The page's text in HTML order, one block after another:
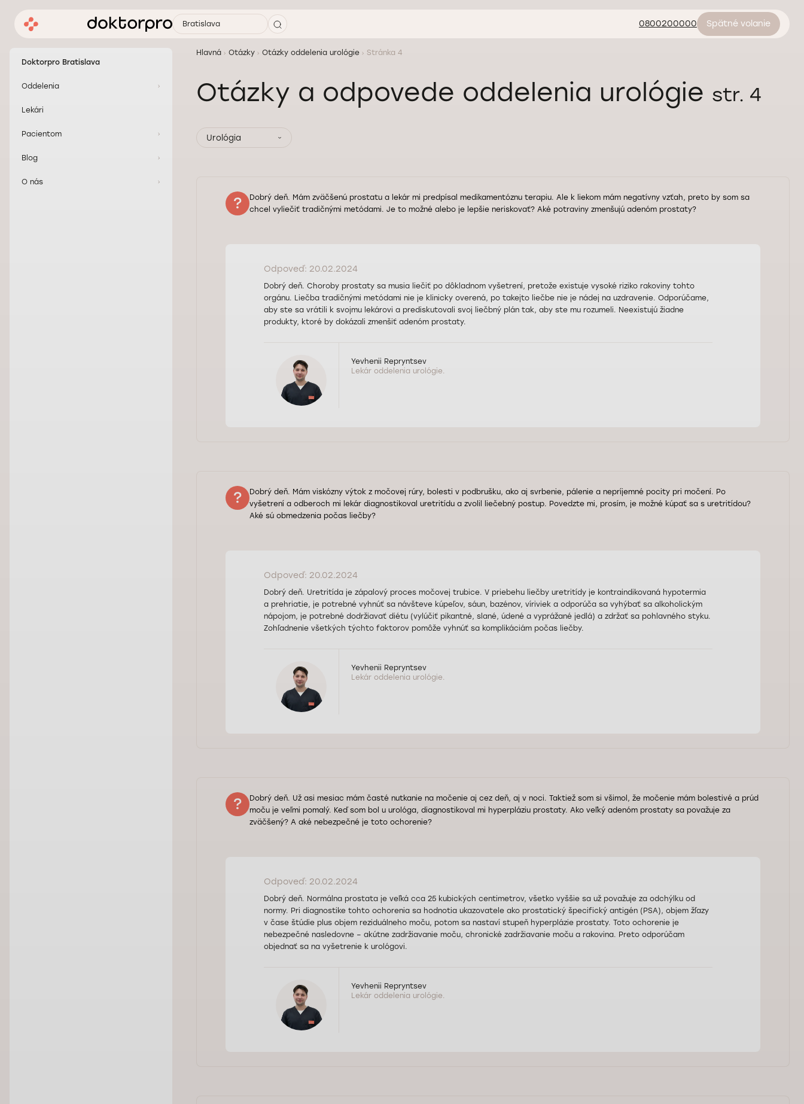
Bratislava 0800200000 Spätné volanie
Doktorpro Bratislava
Oddelenia
Lekári
Pacientom
Blog
O nás
Hlavná Otázky Otázky oddelenia urológie Stránka 4
Otázky a odpovede oddelenia urológie str. 4
Urológia
Dobrý deň. Mám zväčšenú prostatu a lekár mi predpísal medikamentóznu terapiu. Ale k liekom mám negatívny vzťah, preto by som sa
chcel vyliečiť tradičnými metódami. Je to možné alebo je lepšie neriskovať? Aké potraviny zmenšujú adenóm prostaty?
Odpoveď: 20.02.2024
Dobrý deň. Choroby prostaty sa musia liečiť po dôkladnom vyšetrení, pretože existuje vysoké riziko rakoviny tohto
orgánu. Liečba tradičnými metódami nie je klinicky overená, po takejto liečbe nie je nádej na uzdravenie. Odporúčame,
aby ste sa vrátili k svojmu lekárovi a prediskutovali svoj liečbný plán tak, aby ste mu rozumeli. Neexistujú žiadne
produkty, ktoré by dokázali zmenšiť adenóm prostaty.
Yevhenii Repryntsev
Lekár oddelenia urológie.
Dobrý deň. Mám viskózny výtok z močovej rúry, bolesti v podbrušku, ako aj svrbenie, pálenie a nepríjemné pocity pri močení. Po
vyšetrení a odberoch mi lekár diagnostikoval uretritídu a zvolil liečebný postup. Povedzte mi, prosím, je možné kúpať sa s uretritídou?
Aké sú obmedzenia počas liečby?
Odpoveď: 20.02.2024
Dobrý deň. Uretritída je zápalový proces močovej trubice. V priebehu liečby uretritídy je kontraindikovaná hypotermia
a prehriatie, je potrebné vyhnúť sa návšteve kúpeľov, sáun, bazénov, víriviek a odporúča sa vyhýbať sa alkoholickým
nápojom, je potrebné dodržiavať diétu (vylúčiť pikantné, slané, údené a vyprážané jedlá) a zdržať sa pohlavného styku.
Zohľadnenie všetkých týchto faktorov pomôže vyhnúť sa komplikáciám počas liečby.
Yevhenii Repryntsev
Lekár oddelenia urológie.
Dobrý deň. Už asi mesiac mám časté nutkanie na močenie aj cez deň, aj v noci. Taktiež som si všimol, že močenie mám bolestivé a prúd
moču je veľmi pomalý. Keď som bol u urológa, diagnostikoval mi hyperpláziu prostaty. Ako veľký adenóm prostaty sa považuje za
zväčšený? A aké nebezpečné je toto ochorenie?
Odpoveď: 20.02.2024
Dobrý deň. Normálna prostata je veľká cca 25 kubických centimetrov, všetko vyššie sa už považuje za odchýlku od
normy. Pri diagnostike tohto ochorenia sa hodnotia ukazovatele ako prostatický špecifický antigén (PSA), objem žľazy
v čase štúdie plus objem reziduálneho moču, potom sa nastaví stupeň hyperplázie prostaty. Toto ochorenie je
nebezpečné nasledovne – akútne zadržiavanie moču, chronické zadržiavanie moču a rakovina. Preto odporúčam
objednať sa na vyšetrenie k urológovi.
Yevhenii Repryntsev
Lekár oddelenia urológie.